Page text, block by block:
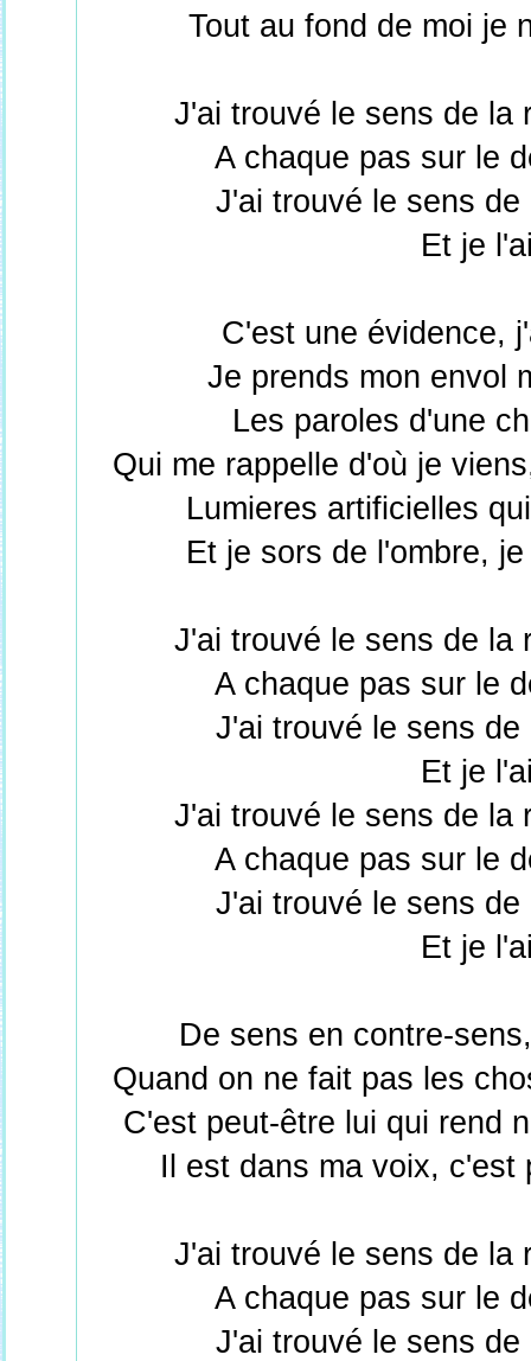
Tout au fond de moi je
J'ai trouvé le sens de la
A chaque pas sur le
J'ai trouvé le sens
Et je
C'est une évidence,
Je prends mon envol
Les paroles d'une
Qui me rappelle d'où je
Lumieres artificielles
Et je sors de l'ombre,
J'ai trouvé le sens de la
A chaque pas sur le
J'ai trouvé le sens
Et je
J'ai trouvé le sens de la
A chaque pas sur le
J'ai trouvé le sens
Et je
De sens en contre-
Quand on ne fait pas les
C'est peut-être lui qui rend
Il est dans ma voix, c'est
J'ai trouvé le sens de la
A chaque pas sur le
J'ai trouvé le sens